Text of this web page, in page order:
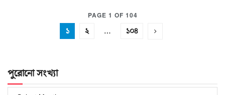
PAGE 1 OF 104
১ ২ … ১০৪
পুরোনো সংখ্যা
পুরোনো